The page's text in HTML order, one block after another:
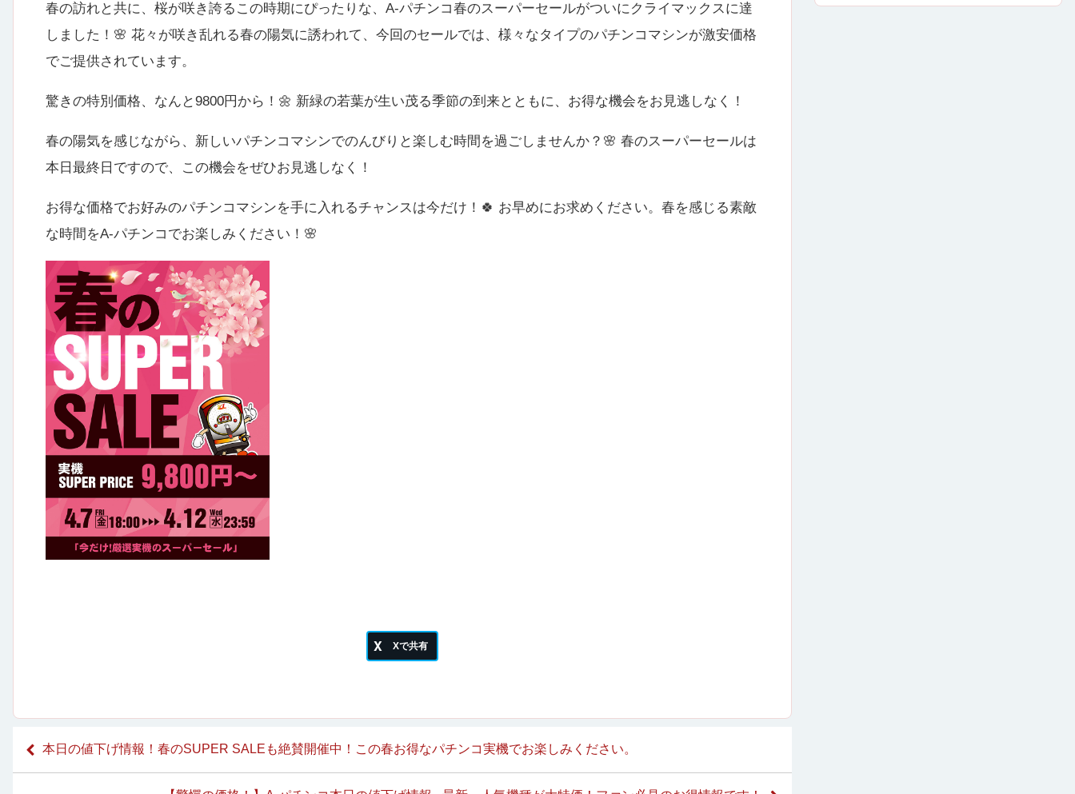
春の訪れと共に、桜が咲き誇るこの時期にぴったりな、A-パチンコ春のスーパーセールがついにクライマックスに達
しました！🌸 花々が咲き乱れる春の陽気に誘われて、今回のセールでは、様々なタイプのパチンコマシンが激安価格
でご提供されています。
驚きの特別価格、なんと9800円から！🌼 新緑の若葉が生い茂る季節の到来とともに、お得な機会をお見逃しなく！
春の陽気を感じながら、新しいパチンコマシンでのんびりと楽しむ時間を過ごしませんか？🌸 春のスーパーセールは
本日最終日ですので、この機会をぜひお見逃しなく！
お得な価格でお好みのパチンコマシンを手に入れるチャンスは今だけ！🍀 お早めにお求めください。春を感じる素敵
な時間をA-パチンコでお楽しみください！🌸
本日の値下げ情報！春のSUPER SALEも絶賛開催中！この春お得なパチンコ実機でお楽しみください。